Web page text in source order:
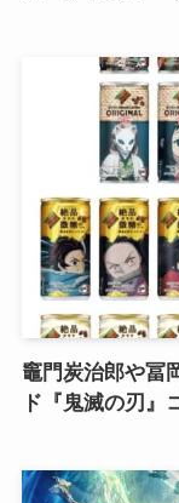
竈門炭治郎や冨
ド『鬼滅の刃』